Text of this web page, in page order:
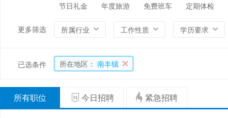
节日礼金
年度旅游 免费班车 定期体检
更多筛选 所属行业 工作性质 学历要求
已选条件 所在地区： 南丰镇
所有职位 今日招聘 紧急招聘